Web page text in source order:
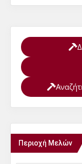
Περιοχή Μελών